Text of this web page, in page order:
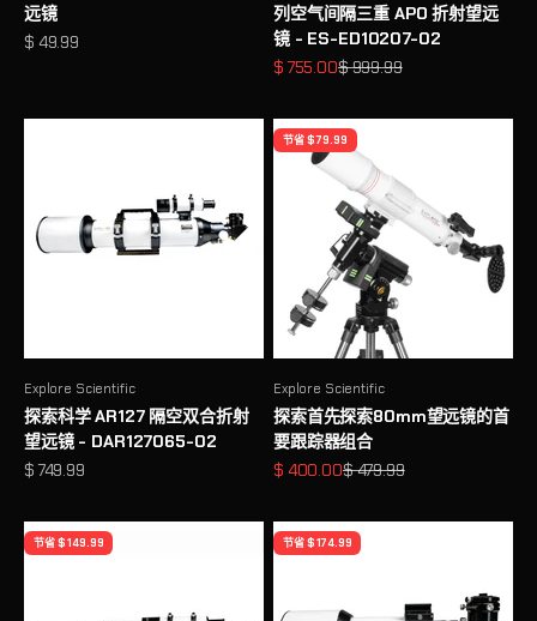
远镜
促销价格
$ 49.99
列空气间隔三重 APO 折射望远
镜 - ES-ED10207-02
促销价格
$ 755.00原价
$ 999.99
Explore Scientific
探索科学 AR127 隔空双合折射
望远镜 - DAR127065-02
促销价格
$ 749.99
节省 $ 79.99
Explore Scientific
探索首先探索80mm望远镜的首
要跟踪器组合
促销价格
$ 400.00原价
$ 479.99
节省 $ 149.99 节省 $ 174.99